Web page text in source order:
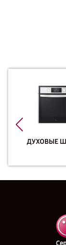
ДУХОВЫЕ